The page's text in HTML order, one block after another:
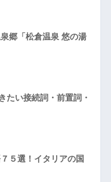
郷「松倉温泉 悠の湯
たい接続詞・前置詞・
５選！イタリアの国